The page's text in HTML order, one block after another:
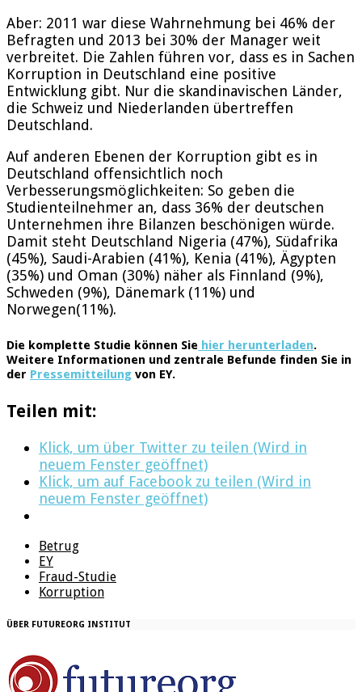
Aber: 2011 war diese Wahrnehmung bei 46% der
Befragten und 2013 bei 30% der Manager weit
verbreitet. Die Zahlen führen vor, dass es in Sachen
Korruption in Deutschland eine positive
Entwicklung gibt. Nur die skandinavischen Länder,
die Schweiz und Niederlanden übertreffen
Deutschland.
Auf anderen Ebenen der Korruption gibt es in
Deutschland offensichtlich noch
Verbesserungsmöglichkeiten: So geben die
Studienteilnehmer an, dass 36% der deutschen
Unternehmen ihre Bilanzen beschönigen würde.
Damit steht Deutschland Nigeria (47%), Südafrika
(45%), Saudi-Arabien (41%), Kenia (41%), Ägypten
(35%) und Oman (30%) näher als Finnland (9%),
Schweden (9%), Dänemark (11%) und
Norwegen(11%).
Die komplette Studie können Sie hier herunterladen.
Weitere Informationen und zentrale Befunde finden Sie in
der Pressemitteilung von EY.
Teilen mit:
Klick, um über Twitter zu teilen (Wird in
neuem Fenster geöffnet)
Klick, um auf Facebook zu teilen (Wird in
neuem Fenster geöffnet)
Betrug
EY
Fraud-Studie
Korruption
ÜBER FUTUREORG INSTITUT